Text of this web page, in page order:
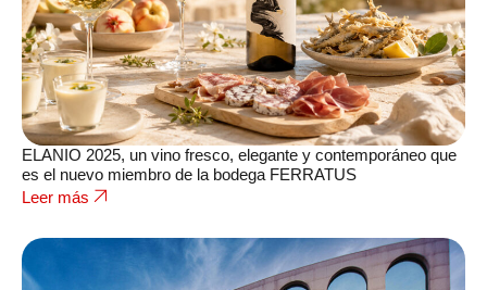
ELANIO 2025, un vino fresco, elegante y contemporáneo que
es el nuevo miembro de la bodega FERRATUS
Leer más